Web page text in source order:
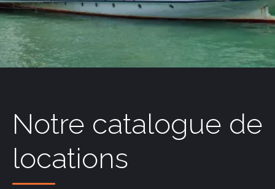
Notre catalogue de
locations